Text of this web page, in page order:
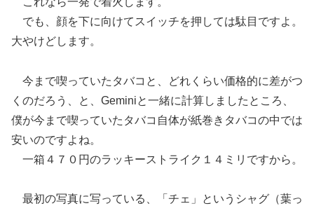
でも、顔を下に向けてスイッチを押しては駄目ですよ。
大やけどします。
今まで喫っていたタバコと、どれくらい価格的に差がつ
くのだろう、と、Geminiと一緒に計算しましたところ、
僕が今まで喫っていたタバコ自体が紙巻きタバコの中では
安いのですよね。
一箱４７０円のラッキーストライク１４ミリですから。
最初の写真に写っている、「チェ」というシャグ（葉っ